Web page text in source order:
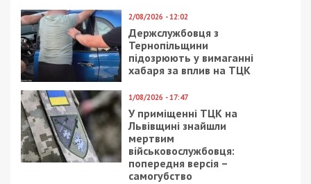
2/08/2026 - 12:02
Держслужбовця з
Тернопільщини
підозрюють у вимаганні
хабаря за вплив на ТЦК
1/08/2026 - 17:47
У приміщенні ТЦК на
Львівщині знайшли
мертвим
військовослужбовця:
попередня версія –
самогубство